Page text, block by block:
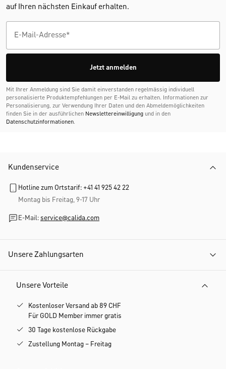
auf Ihren nächsten Einkauf erhalten.
Jetzt anmelden
Mit Ihrer Anmeldung sind Sie damit einverstanden regelmässig individuell
personalisierte Produktempfehlungen per E-Mail zu erhalten. Informationen zur
Personalisierung, zur Verwendung Ihrer Daten und den Abmelde­möglichkeiten
finden Sie in der ausführlichen Newslettereinwilligung und in den
Datenschutzinformationen.
Kundenservice
Hotline zum Ortstarif: +41 41 925 42 22
Montag bis Freitag, 9-17 Uhr
E-Mail: service@calida.com
Unsere Zahlungsarten
Unsere Vorteile
Kostenloser Versand ab 89 CHF
Für GOLD Member immer gratis
30 Tage kostenlose Rückgabe
Zustellung Montag – Freitag